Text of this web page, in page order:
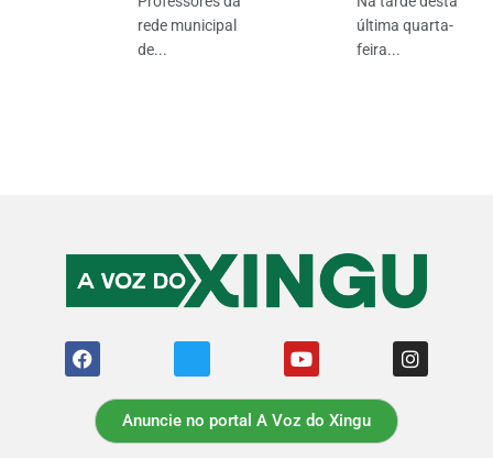
rede municipal
de...
última quarta-
feira...
Anuncie no portal A Voz do Xingu